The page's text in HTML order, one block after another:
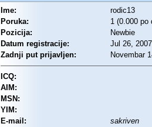
Ime:
rodic13
Poruka:
1 (0.000 po
Pozicija:
Newbie
Datum registracije:
Jul 26,
Zadnji put prijavljen:
Novembar
ICQ:
AIM:
MSN:
YIM:
E-mail:
sakriven